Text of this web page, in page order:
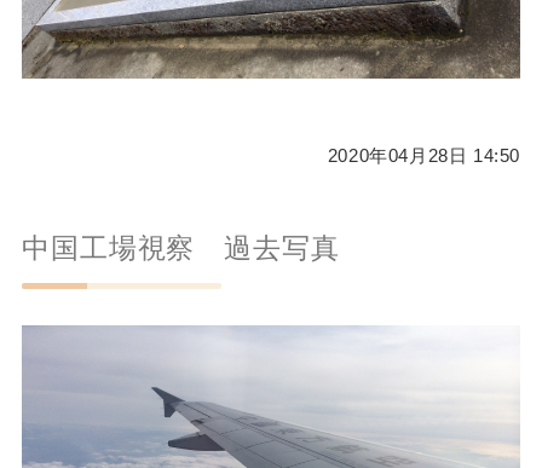
2020年04月28日 14:50
中国工場視察 過去写真